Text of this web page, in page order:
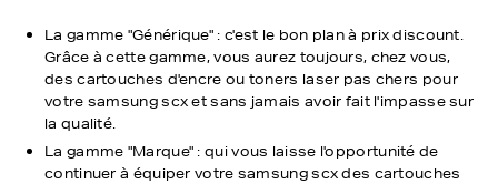
La gamme "Générique" : c'est le bon plan à prix discount.
Grâce à cette gamme, vous aurez toujours, chez vous,
des cartouches d'encre ou toners laser pas chers pour
votre samsung scx et sans jamais avoir fait l'impasse sur
la qualité.
La gamme "Marque" : qui vous laisse l'opportunité de
continuer à équiper votre samsung scx des cartouches